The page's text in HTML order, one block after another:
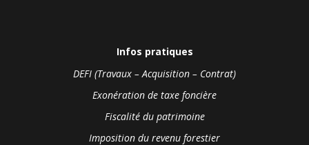
Infos pratiques
DEFI (Travaux – Acquisition – Contrat)
Exonération de taxe foncière
Fiscalité du patrimoine
Imposition du revenu forestier